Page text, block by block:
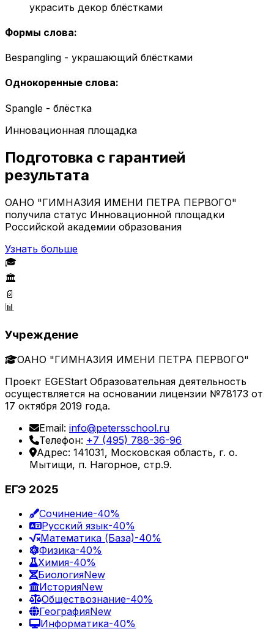
украсить декор блёстками
Формы слова:
Bespangling - украшающий блёстками
Однокоренные слова:
Spangle - блёстка
Инновационная площадка
Подготовка с гарантией
результата
ОАНО "ГИМНАЗИЯ ИМЕНИ ПЕТРА ПЕРВОГО"
получила статус Инновационной площадки
Российской академии образования
Узнать больше
🎓
🏛️
📄
📊
Учреждение
ОАНО "ГИМНАЗИЯ ИМЕНИ ПЕТРА ПЕРВОГО"
Проект EGEStart Образовательная деятельность
осуществляется на основании лицензии №78173 от
17 октября 2019 года.
Email: info@petersschool.ru
Телефон: +7 (495) 788-36-96
Адрес: 141031, Московская область, г. о.
Мытищи, п. Нагорное, стр.9.
ЕГЭ 2025
Сочинение-40%
Русский язык-40%
Математика (База)-40%
Физика-40%
Химия-40%
БиологияNew
ИсторияNew
Обществознание-40%
ГеографияNew
Информатика-40%